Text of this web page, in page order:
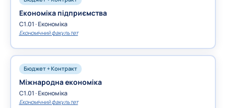
Економіка підприємства
C1.01 · Економіка
Економічний факультет
Бюджет + Контракт
Міжнародна економіка
C1.01 · Економіка
Економічний факультет